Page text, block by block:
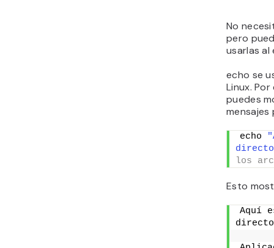
No
pero
usarlas al
echo se
Linux.
puedes
mensajes
echo
los
Esto
Aquí